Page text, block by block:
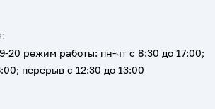
20 режим работы: пн-чт с 8:30 до 17:00;
перерыв с 12:30 до 13:00